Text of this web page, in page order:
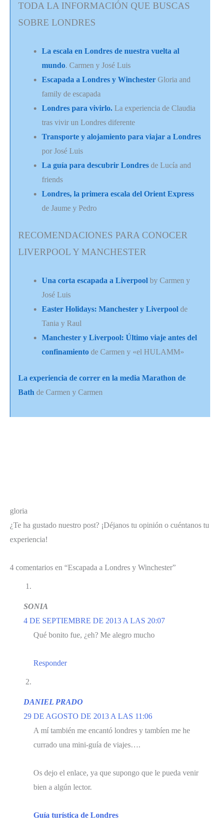
TODA LA INFORMACIÓN QUE BUSCAS
SOBRE LONDRES
La escala en Londres de nuestra vuelta al
mundo. Carmen y José Luis
Escapada a Londres y Winchester Gloria and
family de escapada
Londres para vivirlo. La experiencia de Claudia
tras vivir un Londres diferente
Transporte y alojamiento para viajar a Londres
por José Luis
La guía para descubrir Londres de Lucía and
friends
Londres, la primera escala del Orient Express
de Jaume y Pedro
RECOMENDACIONES PARA CONOCER
LIVERPOOL Y MANCHESTER
Una corta escapada a Liverpool by Carmen y
José Luis
Easter Holidays: Manchester y Liverpool de
Tania y Raul
Manchester y Liverpool: Último viaje antes del
confinamiento de Carmen y «el HULAMM»
La experiencia de correr en la media Marathon de
Bath de Carmen y Carmen
gloria
¿Te ha gustado nuestro post? ¡Déjanos tu opinión o cuéntanos tu
experiencia!
4 comentarios en “Escapada a Londres y Winchester”
SONIA
4 DE SEPTIEMBRE DE 2013 A LAS 20:07
Qué bonito fue, ¿eh? Me alegro mucho
Responder
DANIEL PRADO
29 DE AGOSTO DE 2013 A LAS 11:06
A mí también me encantó londres y tambíen me he
currado una mini-guía de viajes….
Os dejo el enlace, ya que supongo que le pueda venir
bien a algún lector.
Guía turística de Londres